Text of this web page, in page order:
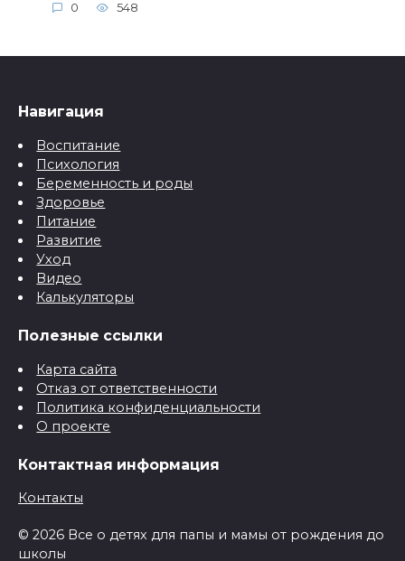
0 548
Навигация
Воспитание
Психология
Беременность и роды
Здоровье
Питание
Развитие
Уход
Видео
Калькуляторы
Полезные ссылки
Карта сайта
Отказ от ответственности
Политика конфиденциальности
О проекте
Контактная информация
Контакты
© 2026 Все о детях для папы и мамы от рождения до
школы